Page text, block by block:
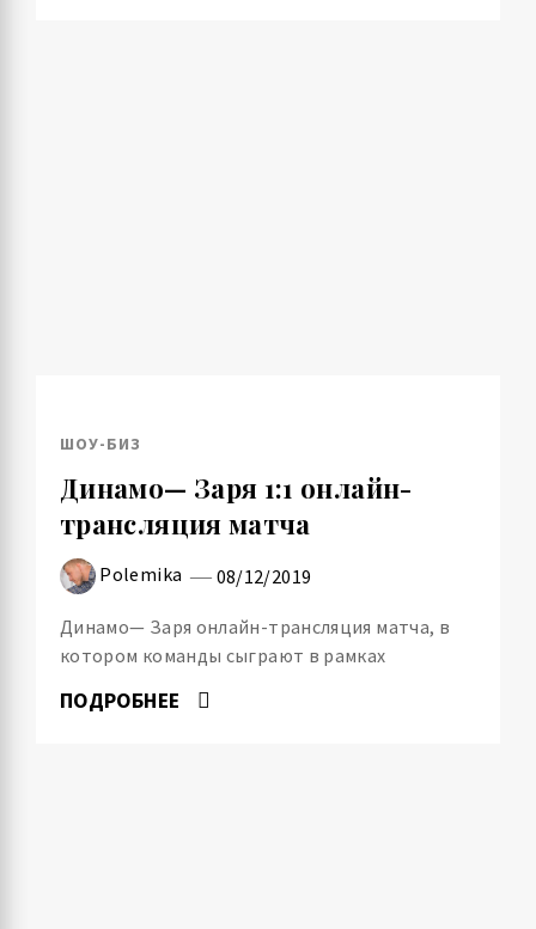
ШОУ-БИЗ
Динамо— Заря 1:1 онлайн-
трансляция матча
Polemika 08/12/2019
Динамо— Заря онлайн-трансляция матча, в
котором команды сыграют в рамках
ПОДРОБНЕЕ